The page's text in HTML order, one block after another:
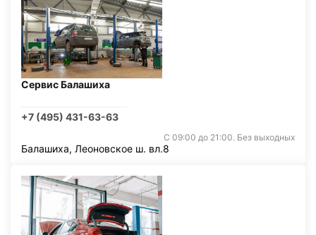
Сервис Балашиха
+7 (495) 431-63-63
С 09:00 до 21:00. Без выходных
Балашиха, Леоновское ш. вл.8